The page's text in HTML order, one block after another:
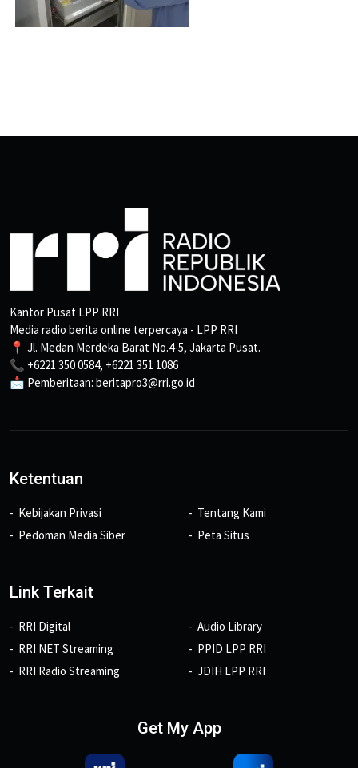
Kantor Pusat LPP RRI
Media radio berita online terpercaya - LPP RRI
📍 Jl. Medan Merdeka Barat No.4-5, Jakarta Pusat.
📞 +6221 350 0584, +6221 351 1086
📩 Pemberitaan: beritapro3@rri.go.id
Ketentuan
Kebijakan Privasi
Pedoman Media Siber
Tentang Kami
Peta Situs
Link Terkait
RRI Digital
RRI NET Streaming
RRI Radio Streaming
Audio Library
PPID LPP RRI
JDIH LPP RRI
Get My App